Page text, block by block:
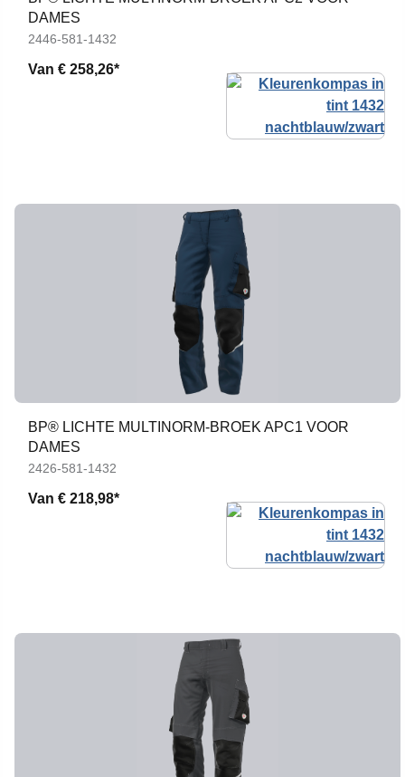
DAMES
2446-581-1432
Van € 258,26*
BP® LICHTE MULTINORM-BROEK APC1 VOOR
DAMES
2426-581-1432
Van € 218,98*